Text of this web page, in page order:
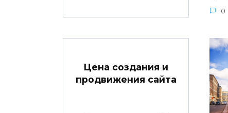
0
Цена создания и
продвижения сайта